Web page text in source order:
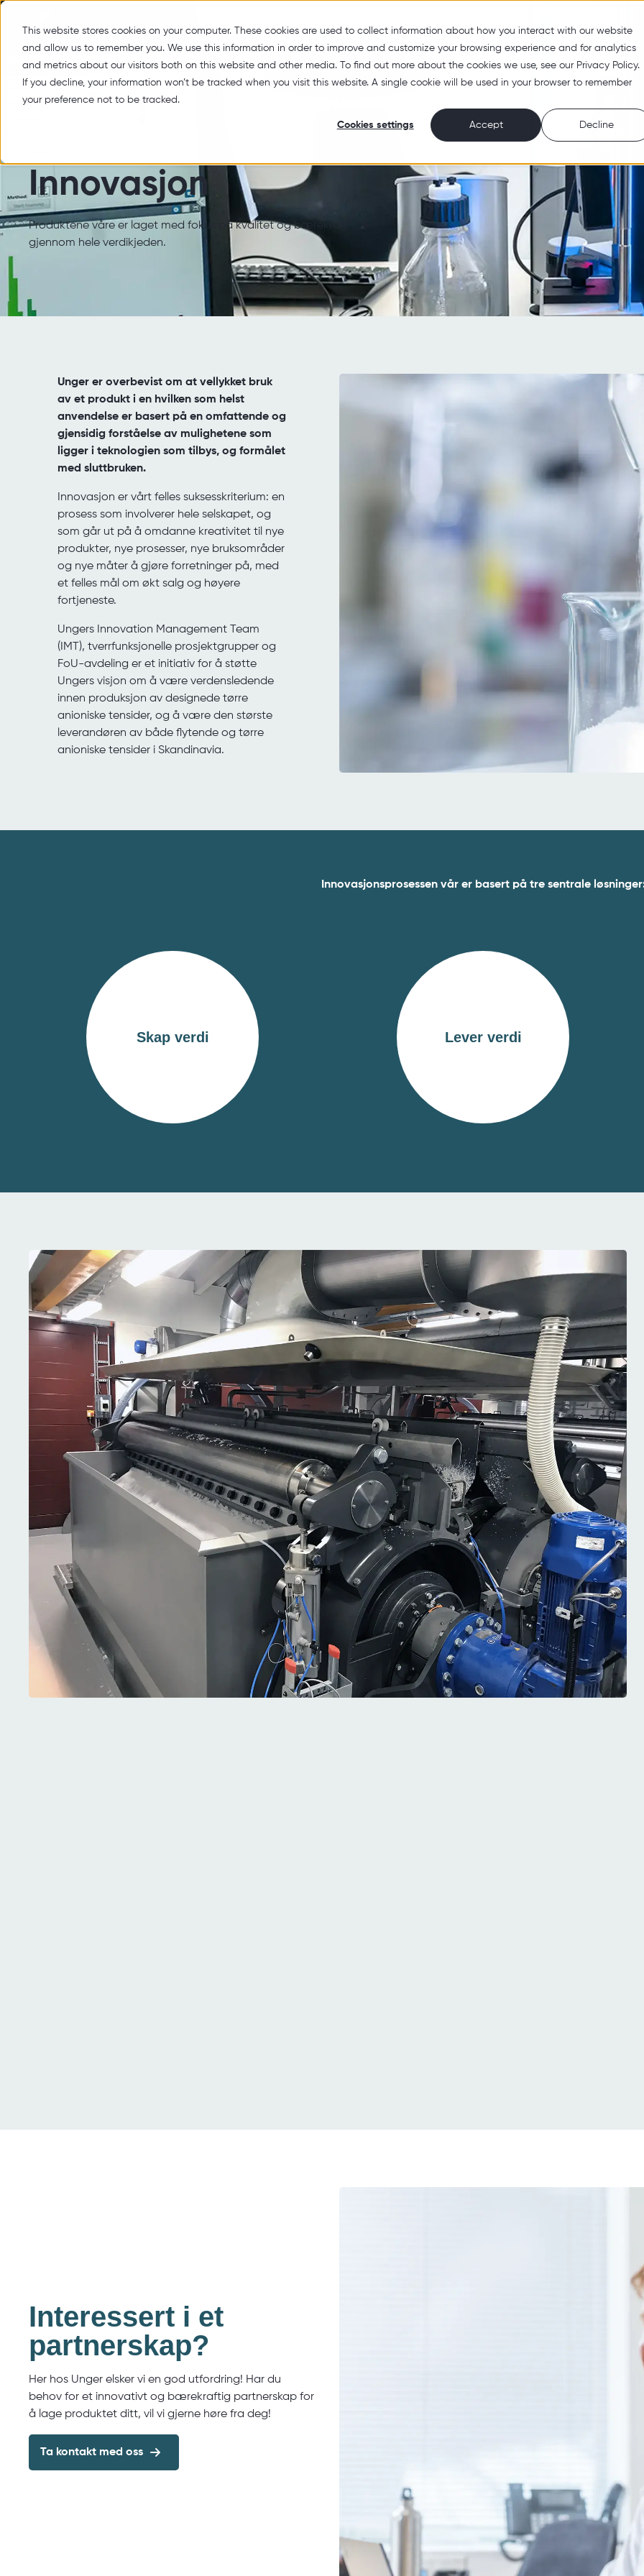
This website stores cookies on your computer. These cookies are used to collect information about how you interact with our website
and allow us to remember you. We use this information in order to improve and customize your browsing experience and for analytics
and metrics about our visitors both on this website and other media. To find out more about the cookies we use, see our Privacy Policy.
If you decline, your information won’t be tracked when you visit this website. A single cookie will be used in your browser to remember
your preference not to be tracked.
Cookies settings Accept Decline
Produkter Bærekraft Om Unger Unger
Innovasjon
Produktene våre er laget med fokus på kvalitet og bærekraft
gjennom hele verdikjeden.
Unger er overbevist om at vellykket bruk
av et produkt i en hvilken som helst
anvendelse er basert på en omfattende og
gjensidig forståelse av mulighetene som
ligger i teknologien som tilbys, og formålet
med sluttbruken.
Innovasjon er vårt felles suksesskriterium: en
prosess som involverer hele selskapet, og
som går ut på å omdanne kreativitet til nye
produkter, nye prosesser, nye bruksområder
og nye måter å gjøre forretninger på, med
et felles mål om økt salg og høyere
fortjeneste.
Ungers Innovation Management Team
(IMT), tverrfunksjonelle prosjektgrupper og
FoU-avdeling er et initiativ for å støtte
Ungers visjon om å være verdensledende
innen produksjon av designede tørre
anioniske tensider, og å være den største
leverandøren av både flytende og tørre
anioniske tensider i Skandinavia.
Innovasjonsprosessen vår er basert på tre sentrale
Skap verdi Lever verdi
Interessert i et
partnerskap?
Her hos Unger elsker vi en god utfordring! Har du
behov for et innovativt og bærekraftig partnerskap for
å lage produktet ditt, vil vi gjerne høre fra deg!
Ta kontakt med oss